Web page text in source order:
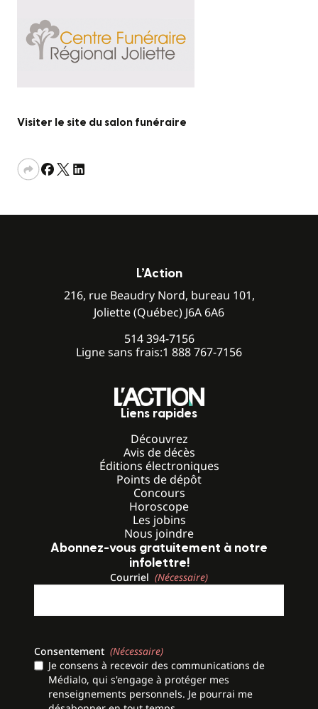
Visiter le site du salon funéraire
L’Action
216, rue Beaudry Nord, bureau 101,
Joliette (Québec) J6A 6A6
514 394-7156
Ligne sans frais:1 888 767-7156
Liens rapides
Découvrez
Avis de décès
Éditions électroniques
Points de dépôt
Concours
Horoscope
Les jobins
Nous joindre
Abonnez-vous gratuitement à notre
infolettre!
Courriel (Nécessaire)
Consentement (Nécessaire)
Je consens à recevoir des communications de
Médialo, qui s'engage à protéger mes
renseignements personnels. Je pourrai me